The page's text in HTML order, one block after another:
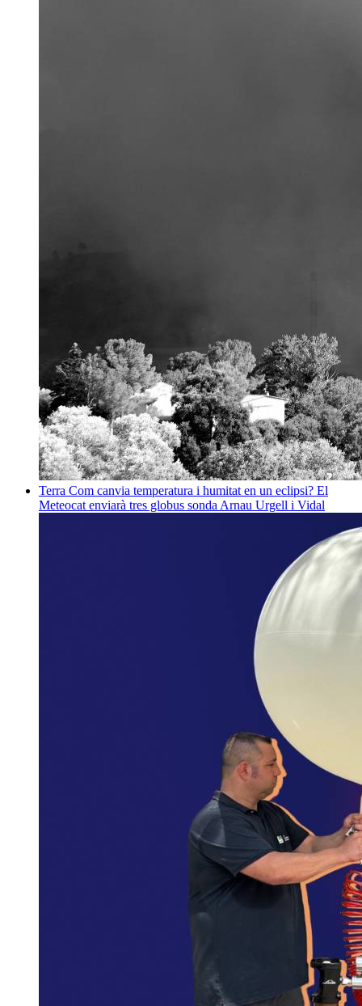
Terra Com canvia temperatura i humitat en un eclipsi? El
Meteocat enviarà tres globus sonda Arnau Urgell i Vidal